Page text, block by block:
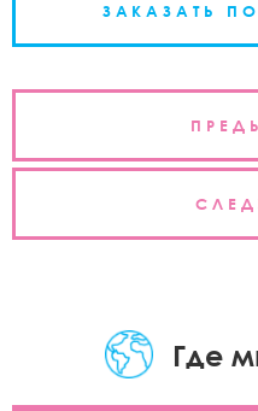
ЗАКАЗАТЬ
Навигация
записям
Где